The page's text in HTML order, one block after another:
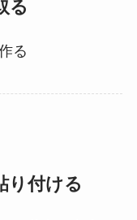
る
り付ける